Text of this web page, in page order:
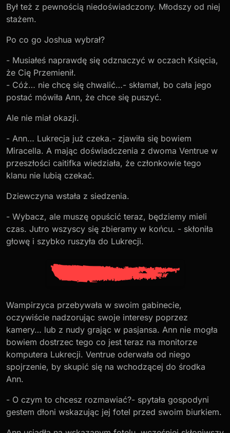
Był też z pewnością niedoświadczony. Młodszy od niej
stażem.
Po co go Joshua wybrał?
- Musiałeś naprawdę się odznaczyć w oczach Księcia,
że Cię Przemienił.
- Cóż… nie chcę się chwalić…- skłamał, bo cała jego
postać mówiła Ann, że chce się puszyć.
Ale nie miał okazji.
- Ann… Lukrecja już czeka.- zjawiła się bowiem
Miracella. A mając doświadczenia z dwoma Ventrue w
przeszłości caitifka wiedziała, że członkowie tego
klanu nie lubią czekać.
Dziewczyna wstała z siedzenia.
- Wybacz, ale muszę opuścić teraz, będziemy mieli
czas. Jutro wszyscy się zbieramy w końcu. - skłoniła
głowę i szybko ruszyła do Lukrecji.
Wampirzyca przebywała w swoim gabinecie,
oczywiście nadzorując swoje interesy poprzez
kamery… lub z nudy grając w pasjansa. Ann nie mogła
bowiem dostrzec tego co jest teraz na monitorze
komputera Lukrecji. Ventrue oderwała od niego
spojrzenie, by skupić się na wchodzącej do środka
Ann.
- O czym to chcesz rozmawiać?- spytała gospodyni
gestem dłoni wskazując jej fotel przed swoim biurkiem.